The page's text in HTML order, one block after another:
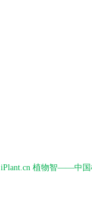
iPlant.cn 植物智——中国